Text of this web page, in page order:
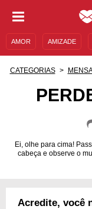
AMOR AMIZADE
CATEGORIAS
Ei, olhe para cima!
cabeça e observe o
Acredite, você